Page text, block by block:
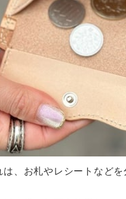
は、お札やレシートなど